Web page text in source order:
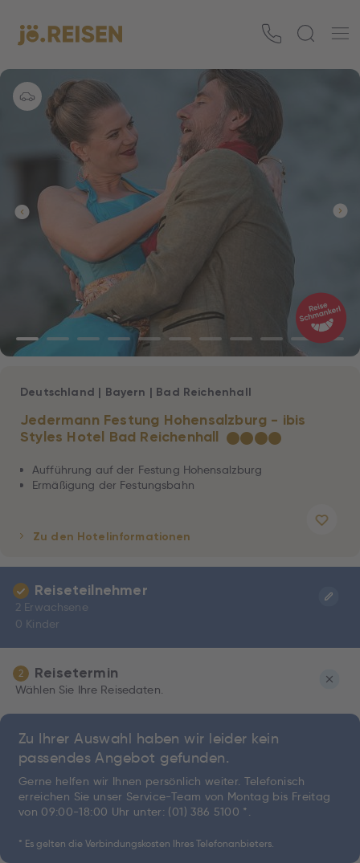
Jedermann Festung Hohensalzburg - ibis
Styles Hotel Bad Reichenhall
★★★★
Deutschland | Bayern | Bad Reichenhall
Aufführung auf der Festung Hohensalzburg
Ermäßigung der Festungsbahn
Zu den Hotelinformationen
Reiseteilnehmer
2 Erwachsene
0 Kinder
2 Reisetermin
Wählen Sie Ihre Reisedaten.
Zu Ihrer Auswahl haben wir leider kein
passendes Angebot gefunden.
Gerne helfen wir Ihnen persönlich weiter. Telefonisch
erreichen Sie unser Service-Team von Montag bis Freitag
von 09:00-18:00 Uhr unter: (01) 386 5100 *.
* Es gelten die Verbindungskosten Ihres Telefonanbieters.